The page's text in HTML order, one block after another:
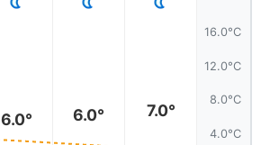
16.0°C
12.0°C
8.0°C
4.0°C
7.0°
6.0°
6.0°